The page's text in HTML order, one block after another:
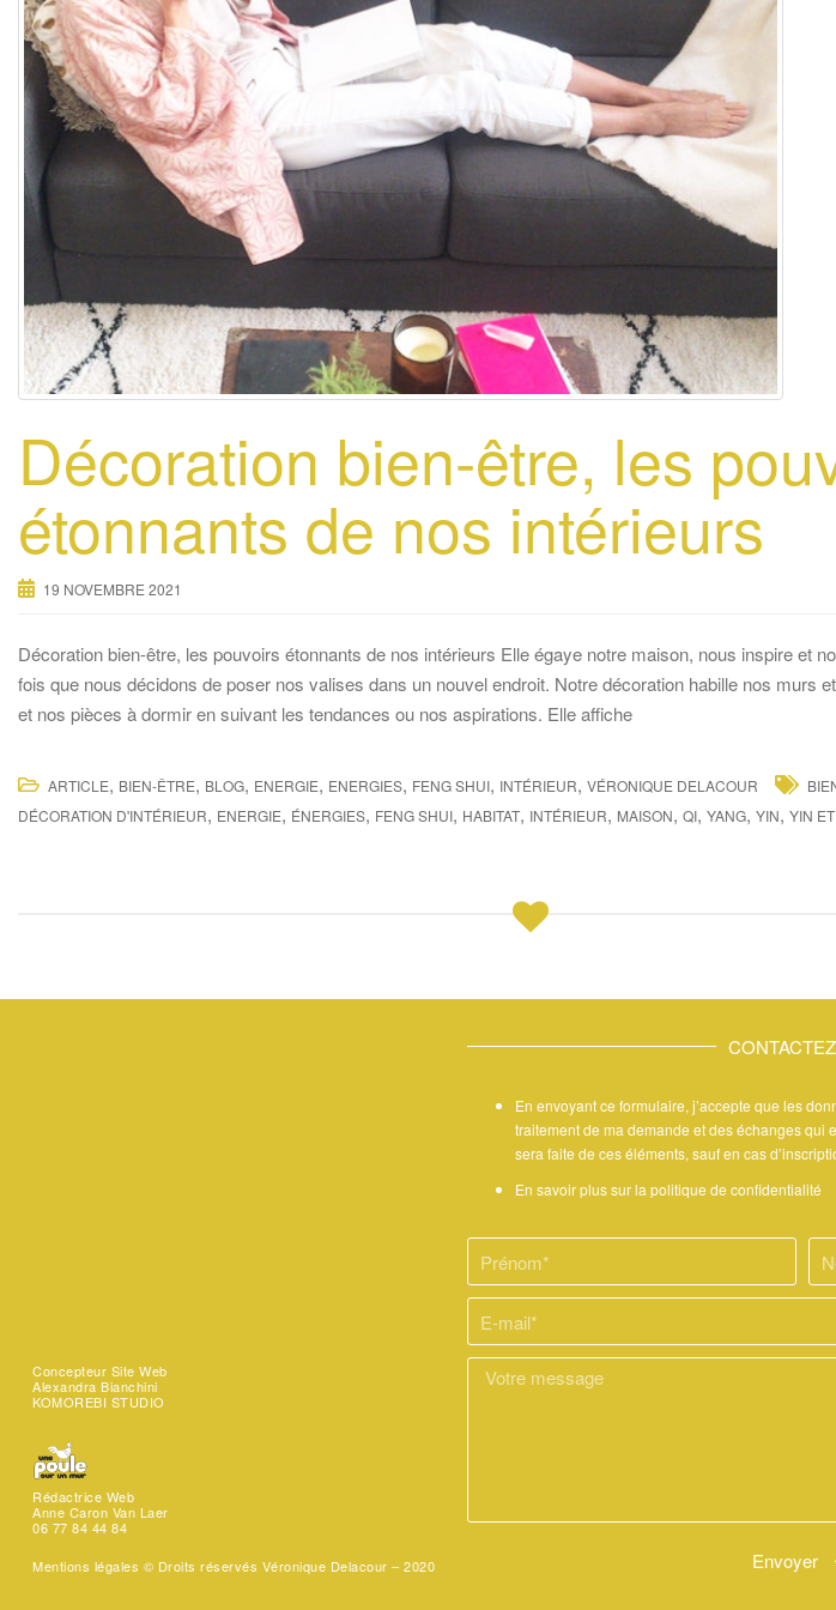
Décoration bien-être, les
étonnants de nos intérieurs
19 NOVEMBRE 2021
Décoration bien-être, les pouvoirs étonnants de nos intérieurs Elle égaye notre maison, nous inspire et
fois que nous décidons de poser nos valises dans un nouvel endroit. Notre décoration habille nos murs
et nos pièces à dormir en suivant les tendances ou nos aspirations. Elle affiche
ARTICLE, BIEN-ÊTRE, BLOG, ENERGIE, ENERGIES, FENG SHUI, INTÉRIEUR, VÉRONIQUE DELACOUR
DÉCORATION D'INTÉRIEUR, ENERGIE, ÉNERGIES, FENG SHUI, HABITAT, INTÉRIEUR, MAISON, QI, YANG, YIN, YIN
Concepteur Site Web
Alexandra Bianchini
KOMOREBI STUDIO
Rédactrice Web
Anne Caron Van Laer
06 77 84 44 84
Mentions légales © Droits réservés Véronique Delacour – 2020
En envoyant ce formulaire, j’accepte que les
traitement de ma demande et des échanges qui
sera faite de ces éléments, sauf en cas
En savoir plus sur la politique de confidentialité
Envoyer